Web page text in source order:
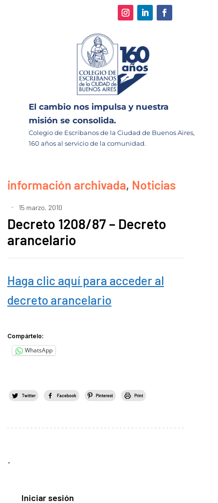
El cambio nos impulsa y nuestra
misión se consolida.
Colegio de Escribanos de la Ciudad de Buenos Aires,
160 años al servicio de la comunidad.
información archivada, Noticias
15 marzo, 2010
Decreto 1208/87 – Decreto
arancelario
Haga clic aquí para acceder al
decreto arancelario
Compártelo:
WhatsApp
Twitter Facebook Pinterest Print
.
Iniciar sesión